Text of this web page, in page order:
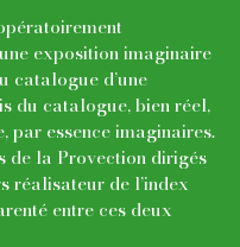
exposition imaginaire
catalogue d’une
du catalogue, bien réel,
par essence imaginaires.
de la Provection dirigés
réalisateur de l’index
entre ces deux